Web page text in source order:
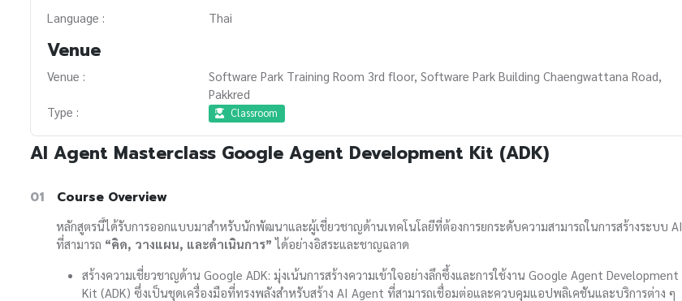
Language : Thai
Venue
Venue :
Software Park Training Room 3rd floor, Software Park Building Chaengwattana Road,
Pakkred
Type :
Classroom
AI Agent Masterclass Google Agent Development Kit (ADK)
01 Course Overview
หลักสูตรนี้ได้รับการออกแบบมาสำหรับนักพัฒนาและผู้เชี่ยวชาญด้านเทคโนโลยีที่ต้องการยกระดับความสามารถในการสร้างระบบ AI
ที่สามารถ “คิด, วางแผน, และดำเนินการ” ได้อย่างอิสระและชาญฉลาด
สร้างความเชี่ยวชาญด้าน Google ADK: มุ่งเน้นการสร้างความเข้าใจอย่างลึกซึ้งและการใช้งาน Google Agent Development
Kit (ADK) ซึ่งเป็นชุดเครื่องมือที่ทรงพลังสำหรับสร้าง AI Agent ที่สามารถเชื่อมต่อและควบคุมแอปพลิเคชันและบริการต่าง ๆ